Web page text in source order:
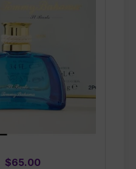
Original
$65.00Current